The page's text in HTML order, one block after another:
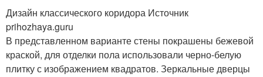
Дизайн классического коридора Источник
prihozhaya.guru
В представленном варианте стены покрашены бежевой
краской, для отделки пола использовали черно-белую
плитку с изображением квадратов. Зеркальные дверцы